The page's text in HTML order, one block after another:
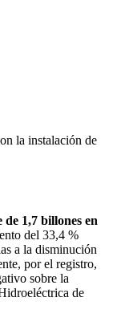
la instalación de
1,7 billones en
del 33,4 %
a la disminución
por el registro,
sobre la
de